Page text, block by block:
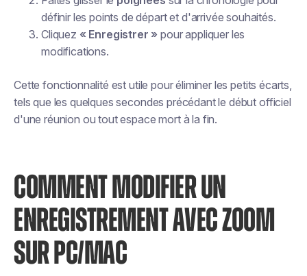
définir les points de départ et d'arrivée souhaités.
Cliquez « Enregistrer » pour appliquer les
modifications.
Cette fonctionnalité est utile pour éliminer les petits écarts,
tels que les quelques secondes précédant le début officiel
d'une réunion ou tout espace mort à la fin.
COMMENT MODIFIER UN
ENREGISTREMENT AVEC ZOOM
SUR PC/MAC